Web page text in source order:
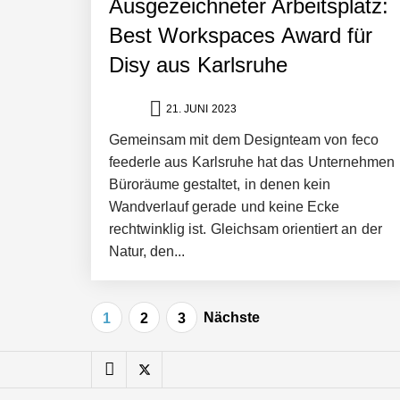
Ausgezeichneter Arbeitsplatz:
Best Workspaces Award für
Disy aus Karlsruhe
21. JUNI 2023
Gemeinsam mit dem Designteam von feco
feederle aus Karlsruhe hat das Unternehmen
Büroräume gestaltet, in denen kein
Wandverlauf gerade und keine Ecke
rechtwinklig ist. Gleichsam orientiert an der
Natur, den...
Seitennummerierung
Beiträge
1 2 3 Nächste
Pyck im Employer Portrait
Matthias Nagel von Pyck
Maximilian Mack von Pyck
Daniel Jarr von Pyck